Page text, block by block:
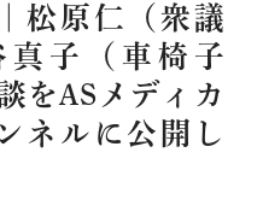
報 業許可
松原仁（衆議
子（車椅子
をASメディカ
ネルに公開し